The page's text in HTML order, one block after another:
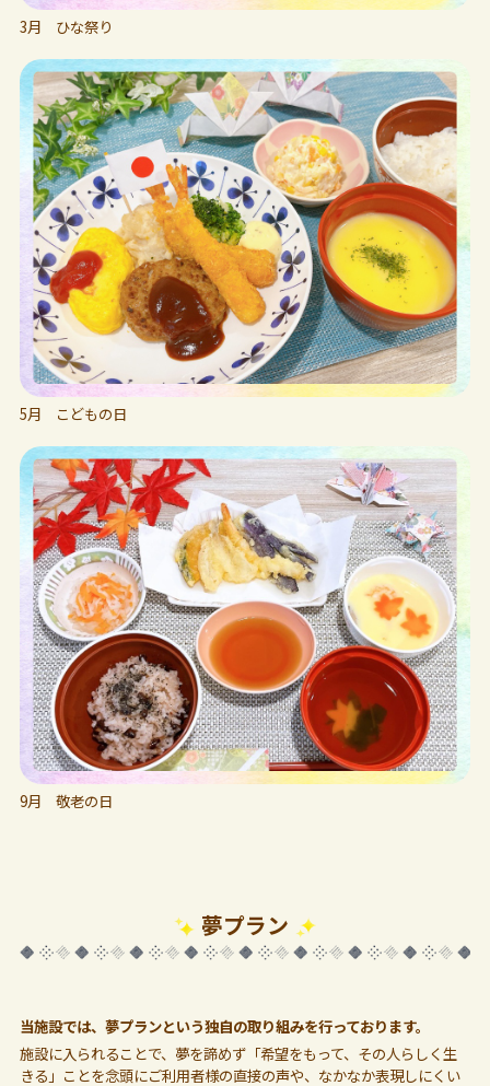
3月 ひな祭り
5月 こどもの日
9月 敬老の日
夢プラン
当施設では、夢プランという独自の取り組みを行っております。
施設に入られることで、夢を諦めず「希望をもって、その人らしく生
きる」ことを念頭にご利用者様の直接の声や、なかなか表現しにくい